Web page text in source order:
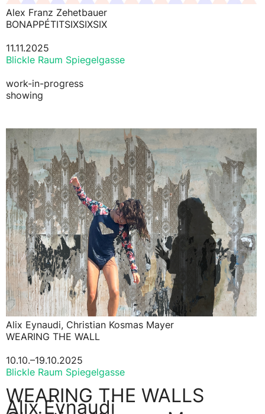
Alex Franz Zehetbauer
BONAPPÉTITSIXSIXSIX
11.11.2025
Blickle Raum Spiegelgasse
work-in-progress
showing
Alix Eynaudi, Christian Kosmas Mayer
WEARING THE WALL
10.10.–19.10.2025
Blickle Raum Spiegelgasse
WEARING THE WALLS
Alix Eynaudi